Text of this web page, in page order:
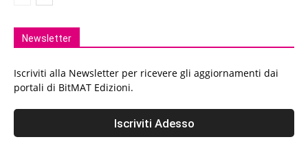
Newsletter
Iscriviti alla Newsletter per ricevere gli aggiornamenti dai
portali di BitMAT Edizioni.